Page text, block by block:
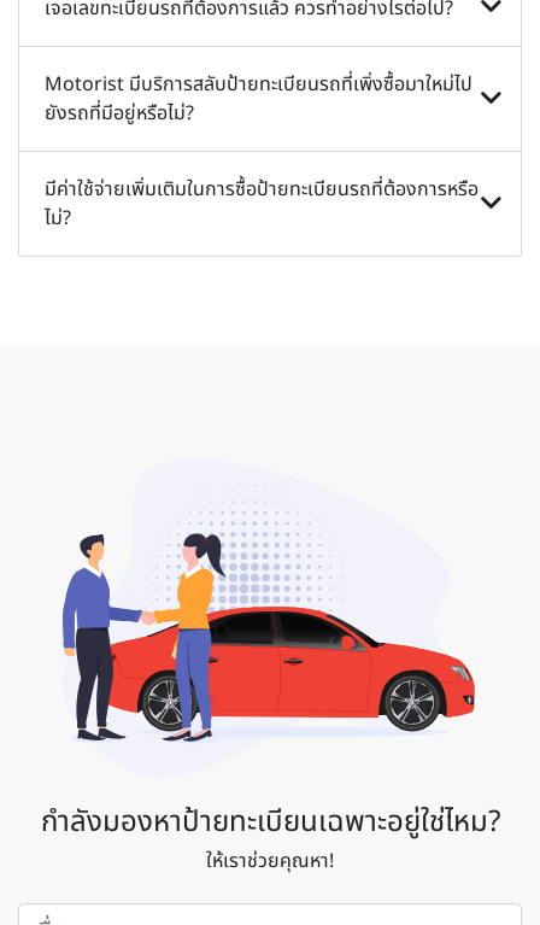
คุณควรจัดหาเลขทะเบียนรถที่คุณต้องการก่อนซื้อรถยนต์ มิ
นอกจากนี้คุณยังสามารถสลับเลขทะเบียนรถจากรถคันหนึ่ง
ไปยังอีกคันหนึ่งได้
เจอเลขทะเบียนรถที่ต้องการแล้ว ควรทำอย่างไรต่อไป?
คลิกที่ปุ่ม "ซื้อเลย" จากนั้นทีมงานของเราจะติดต่อกลับหา
คุณภายใน 24 ชั่วโมง เพื่อยืนยันข้อเสนอและความพร้อม
Motorist มีบริการสลับป้ายทะเบียนรถที่เพิ่งซื้อมาใหม่ไป
ยังรถที่มีอยู่หรือไม่?
เรามีบริการสลับป้ายทะเบียนรถ โดยมีขั้นตอนดังต่อไปนี้
1. บริการสลับป้ายทะเบียนรถระหว่างผู้ขายและผู้ซื้อ
2. จัดส่งป้ายที่พิมพ์ใหม่จากขนส่งไปยังผู้ขายและผู้ซื้อ
มีค่าใช้จ่ายเพิ่มเติมในการซื้อป้ายทะเบียนรถที่ต้องการหรือ
ไม่?
กำลังมองหาป้ายทะเบียนเฉพาะอยู่ใช่ไหม?
ให้เราช่วยคุณหา!